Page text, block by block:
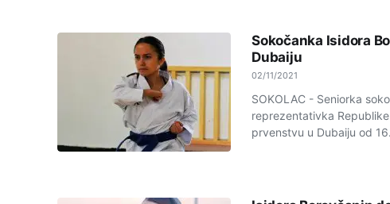
Sokočanka Isidora
Dubaiju
02/11/2021
SOKOLAC - Seniorka
reprezentativka
prvenstvu u Dubaiju od